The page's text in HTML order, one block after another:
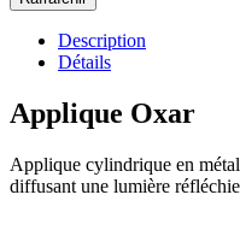
Description
Détails
Applique Oxar
Applique cylindrique en
diffusant une lumière